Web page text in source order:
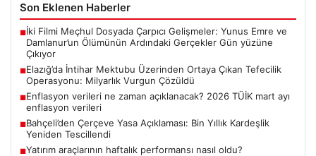
Son Eklenen Haberler
■İki Filmi Meçhul Dosyada Çarpıcı Gelişmeler: Yunus Emre ve
Damlanur’un Ölümünün Ardındaki Gerçekler Gün yüzüne
Çıkıyor
■Elazığ’da İntihar Mektubu Üzerinden Ortaya Çıkan Tefecilik
Operasyonu: Milyarlık Vurgun Çözüldü
■Enflasyon verileri ne zaman açıklanacak? 2026 TÜİK mart ayı
enflasyon verileri
■Bahçeli’den Çerçeve Yasa Açıklaması: Bin Yıllık Kardeşlik
Yeniden Tescillendi
■Yatırım araçlarının haftalık performansı nasıl oldu?